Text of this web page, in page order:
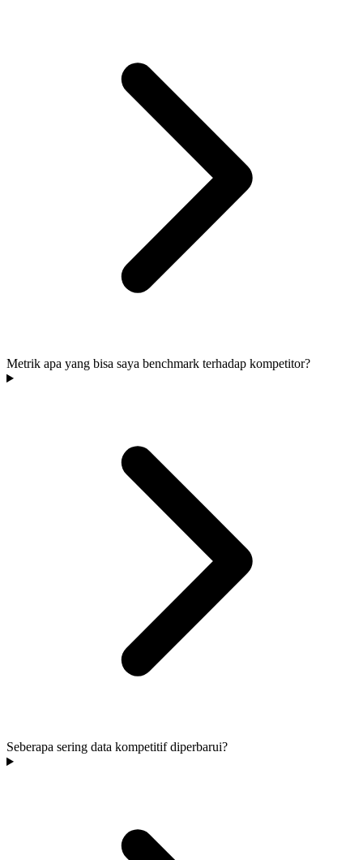
Metrik apa yang bisa saya benchmark terhadap kompetitor?
Seberapa sering data kompetitif diperbarui?